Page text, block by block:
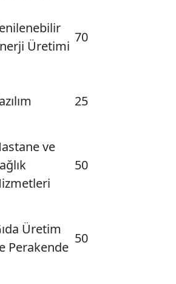
Üretimi
70
25
ve
50
Üretim
Perakende
50